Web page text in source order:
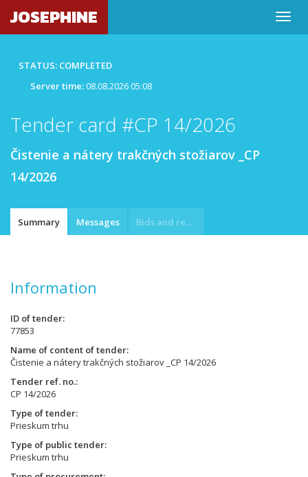
JOSEPHINE
STATUS: COMPLETED
Server time:08.08.2026 05:08
Tender card #CP 14/2026
Čistenie a nátery trakčných stožiarov _CP
14/2026
Summary Messages Bids and requests
Information
ID of tender
77853
Name of content of tender
Čistenie a nátery trakčných stožiarov _CP 14/2026
Tender ref. no.
CP 14/2026
Type of tender
Prieskum trhu
Type of public tender
Prieskum trhu